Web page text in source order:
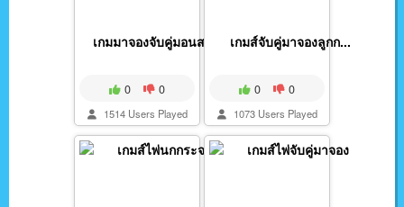
เกมมาจองจับคู่มอนสเต...
0 0
1514 Users Played
เกมส์จับคู่มาจองลูกก...
0 0
1073 Users Played